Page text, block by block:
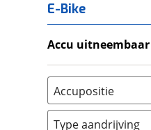
E-Bike
Accu uitneembaar
Nee, vast (11)
Accupositie
Bagagedrager (0)
Type aandrijving